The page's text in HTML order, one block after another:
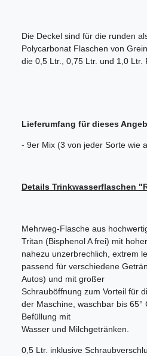
Die Deckel sind für die runden
Polycarbonat Flaschen von
die 0,5 Ltr., 0,75 Ltr. und 1,0 Ltr.
Lieferumfang für dieses
- 9er Mix (3 von jeder Sorte wie
Details Trinkwasserflaschen
Mehrweg-Flasche aus
Tritan (Bisphenol A frei) mit
nahezu unzerbrechlich, extrem
passend für verschiedene
Autos) und mit großer
Schrauböffnung zum Vorteil für
der Maschine, waschbar bis
Befüllung mit
Wasser und Milchgetränken.
0,5 Ltr. inklusive